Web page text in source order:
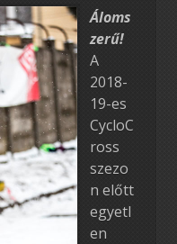
Áloms
zerű!
A
2018-
19-es
CycloC
ross
szezo
n előtt
egyetl
en